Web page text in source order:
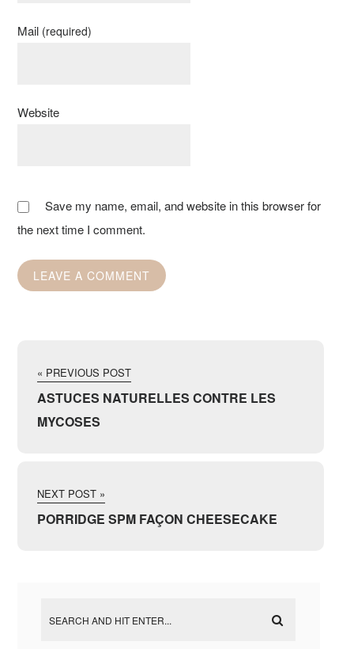
Mail (required)
Website
Save my name, email, and website in this browser for
the next time I comment.
« PREVIOUS POST
ASTUCES NATURELLES CONTRE LES
MYCOSES
NEXT POST »
PORRIDGE SPM FAÇON CHEESECAKE